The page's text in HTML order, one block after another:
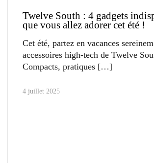
Twelve South : 4 gadgets
que vous allez adorer cet été !
Cet été, partez en vacances
accessoires high-tech de Twelve
Compacts, pratiques
4 juillet 2025